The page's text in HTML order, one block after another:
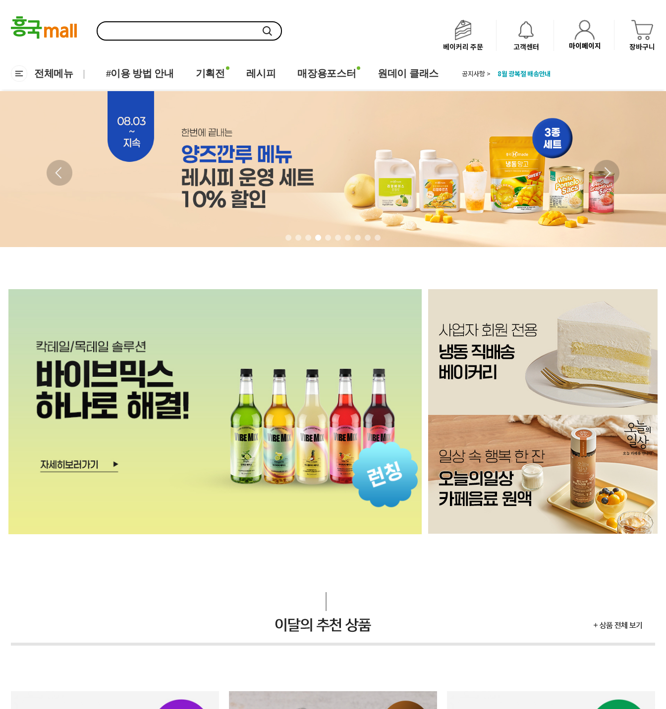
베이커리 주문 고객센터 마이페이지 장바구니
전체메뉴 #이용 방법 안내 기획전 레시피 매장용포스터 원데이 클래스 공지사항 >
'NEW 바이브믹스 or 바리스타시럽 1종' 체험단 발표